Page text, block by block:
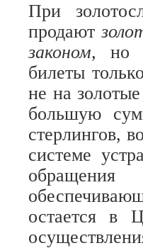
При
продают
законом, но
билеты
не на
большую
стерлингов,
системе
остается в